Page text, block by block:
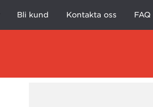
Bli kund Kontakta oss FAQ